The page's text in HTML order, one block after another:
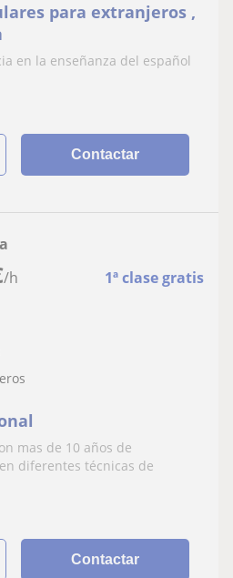
para extranjeros ,
en la enseñanza del español
Contactar
/h 1ª clase gratis
mas de 10 años de
diferentes técnicas de
Contactar